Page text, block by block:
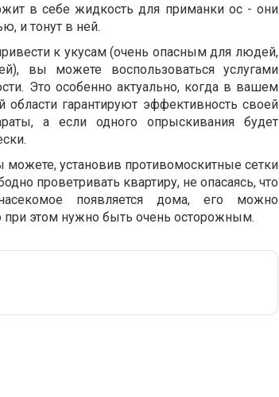
в себе жидкость для приманки ос - они
и тонут в ней.
к укусам (очень опасным для людей,
вы можете воспользоваться услугами
Это особенно актуально, когда в вашем
гарантируют эффективность своей
а если одного опрыскивания будет
установив противомоскитные сетки
проветривать квартиру, не опасаясь, что
появляется дома, его можно
при этом нужно быть очень осторожным.